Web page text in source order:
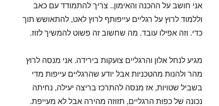
אני חושב על ההכנה והאימון.. צריך להתמודד עם כאב
וללמוד לרוץ על רגליים עייפותף לרוץ לאט, להתאושש תוך
כדי. וזה אפילו עובד. מה שחשוב זה פשוט להמשיך לזוז.
מגיע לנחל אלון והרגליים צועקות בירידה. אני מנסה לרוץ
מהר ולהנות מהטכניות אבל יודע שהרגליים עייפות מדי
בשביל שטויות, אז מנסה להתרכז בריצה יעילה, נחיתה
נכונה של כפות הרגליים, תזוזה מהירה אבל לא מעייפת.